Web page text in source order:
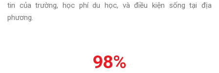
tin của trường, học phí du học, và điều kiện sống tại địa
phương.
98%